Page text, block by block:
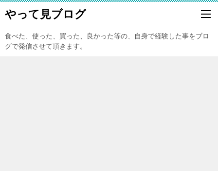
やって見ブログ
食べた、使った、買った、良かった等の、自身で経験した事をブロ
グで発信させて頂きます。